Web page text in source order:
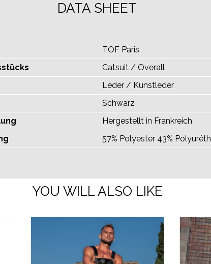
DATA SHEET
TOF Paris
Catsuit / Overall
Leder / Kunstleder
Schwarz
Hergestellt in Frankreich
57% Polyester 43%
YOU WILL ALSO LIKE